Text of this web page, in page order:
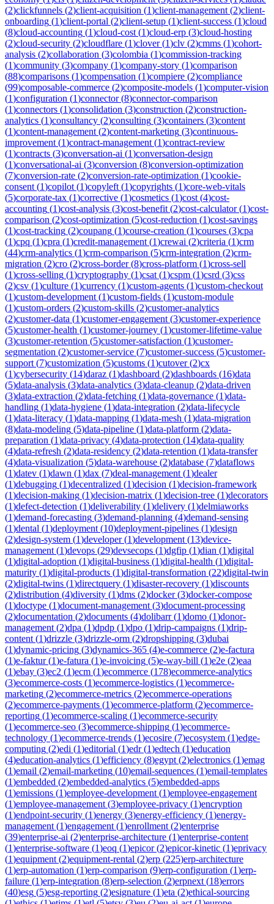
(2)clickfunnels (2)client-acquisition (1)client-management (2)client-
onboarding (1)client-portal (2)client-setup (1)client-success (1)cloud
(8)cloud-accounting (1)cloud-cost (1)cloud-erp (3)cloud-hosting
(2)cloud-security (2)cloudflare (1)clover(1)clv (2)cmms (1)cohort-
analysis (2)collaboration (3)colombia (1)commission-tracking
(1)community (3)company (1)company-story (1)comparison
(88)comparisons (1)compensation (1)compiere (2)compliance
(99)composable-commerce (2)composite-models (1)computer-vision
(1)configuration (1)connector(8)connector-comparison
(1)connectors (1)consolidation (3)construction (2)construction-
analytics (1)consultancy (2)consulting (3)containers (3)content
(1)content-management (2)content-marketing (3)continuous-
improvement (1)contract-management (1)contract-review
(1)contracts (3)conversation-ai (1)conversation-design
(1)conversational-ai (3)conversion (8)conversion-optimization
(7)conversion-rate (2)conversion-rate-optimization (1)cookie-
consent (1)copilot (1)copyleft (1)copyrights (1)core-web-vitals
(5)corporate-tax (1)corrective (1)cosmetics (1)cost (4)cost-
accounting (1)cost-analysis (3)cost-benefit (2)cost-calculator(1)cost-
comparison (2)cost-optimization (5)cost-reduction (1)cost-savings
(1)cost-tracking (2)coupang (1)course-creation (1)courses (3)cpa
(1)cpq (1)cpra (1)credit-management (1)crewai (2)criteria (1)crm
(44)crm-analytics (1)crm-comparison (5)crm-integration (2)crm-
migration (2)cro (2)cross-border(8)cross-platform (1)cross-sell
(1)cross-selling (1)cryptography (1)csat (1)cspm (1)csrd (3)css
(2)csv (1)culture (1)currency (1)custom-agents (1)custom-checkout
(1)custom-development (1)custom-fields (1)custom-module
(1)custom-orders (2)custom-skills (2)customer-analytics
(2)customer-data (1)customer-engagement (3)customer-experience
(5)customer-health (1)customer-journey (1)customer-lifetime-value
(3)customer-retention (5)customer-satisfaction (1)customer-
segmentation (2)customer-service (7)customer-success (5)customer-
support (7)customization (5)customs (1)cutover(2)cx
(1)cybersecurity (14)daraz (1)dashboard (2)dashboards (16)data
(5)data-analysis (3)data-analytics (3)data-cleanup (2)data-driven
(3)data-extraction (2)data-fetching (1)data-governance (1)data-
handling (1)data-hygiene (1)data-integration (2)data-lifecycle
(1)data-literacy (1)data-mapping (1)data-mesh (1)data-migration
(8)data-modeling (5)data-pipeline (1)data-platform (2)data-
preparation (1)data-privacy (4)data-protection (14)data-quality
(4)data-refresh (2)data-residency (2)data-retention (1)data-transfer
(4)data-visualization (5)data-warehouse (2)database (7)dataflows
(1)datev (1)dawn (1)dax (7)deal-management (1)dealer
(1)debugging (1)decentralized (1)decision (1)decision-framework
(1)decision-making (1)decision-matrix (1)decision-tree (1)decorators
(1)defect-detection (1)deliverability (1)delivery (1)delmiaworks
(1)demand-forecasting (3)demand-planning (4)demand-sensing
(1)dental (1)deployment (10)deployment-pipelines (1)design
(2)design-system (1)developer(1)development (13)device-
management (1)devops (29)devsecops (1)dgfip (1)dian (1)digital
(1)digital-adoption (1)digital-business (1)digital-health (1)digital-
maturity (1)digital-products (1)digital-transformation (22)digital-twin
(2)digital-twins (1)directquery (1)disaster-recovery (1)discounts
(2)distribution (4)diversity (1)dms (2)docker(3)docker-compose
(1)doctype (1)document-management (3)document-processing
(2)documentation (2)documents (4)dolibarr(1)domo (1)donor-
management (2)dpa (1)dpdp (1)dpo (1)drip-campaigns (1)drip-
content (1)drizzle (3)drizzle-orm (2)dropshipping (3)dubai
(1)dynamic-pricing (3)dynamics-365 (4)e-commerce (2)e-factura
(1)e-faktur(1)e-fatura (1)e-invoicing (5)e-way-bill (1)e2e (2)eaa
(1)ebay (3)ec2 (1)ecm (1)ecommerce (178)ecommerce-analytics
(3)ecommerce-costs (1)ecommerce-logistics (1)ecommerce-
marketing (2)ecommerce-metrics (2)ecommerce-operations
(2)ecommerce-payments (1)ecommerce-platform (2)ecommerce-
reporting (1)ecommerce-scaling (1)ecommerce-security
(1)ecommerce-seo (3)ecommerce-shipping (1)ecommerce-
technology (1)ecommerce-trends (1)ecosire (7)ecosystem (1)edge-
computing (2)edi (1)editorial (1)edr(1)edtech (1)education
(4)education-analytics (1)efficiency (8)egypt (2)electronics (1)emag
(1)email (2)email-marketing (10)email-sequences (1)email-templates
(1)embedded (2)embedded-analytics (5)embedded-apps
(1)emissions (1)employee-development (1)employee-engagement
(1)employee-management (3)employee-privacy (1)encryption
(1)endpoint-security (1)energy (3)energy-efficiency (1)energy-
management (1)engagement (1)enrollment (2)enterprise
(39)enterprise-ai (2)enterprise-architecture (1)enterprise-content
(1)enterprise-software (1)eoq (1)epicor(2)epicor-kinetic (1)eprivacy
(1)equipment (2)equipment-rental (2)erp (225)erp-architecture
(1)erp-automation (1)erp-comparison (9)erp-configuration (1)erp-
failure (1)erp-integration (8)erp-selection (2)erpnext (18)errors
(40)esg (5)esg-reporting (2)esignature (1)eta (2)ethical-sourcing